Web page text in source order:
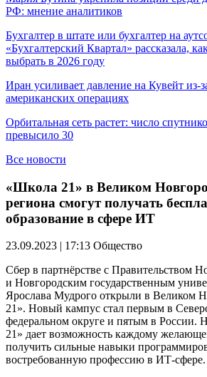
РФ: мнение аналитиков
Бухгалтер в штате или бухгалтер на
«Бухгалтерский Квартал» рассказала,
выбрать в 2026 году
Иран усиливает давление на Кувейт из-
американских операциях
Орбитальная сеть растет: число
превысило 30
Все новости
«Школа 21» в Великом
региона смогут получать
образование в сфере ИТ
23.09.2023 | 17:13 Общество
Сбер в партнёрстве с Правительством
и Новгородским государственным
Ярослава Мудрого открыли в Великом
21». Новый кампус стал первым в
федеральном округе и пятым в России.
21» дает возможность каждому
получить сильные навыки
востребованную профессию в ИТ-сфере.